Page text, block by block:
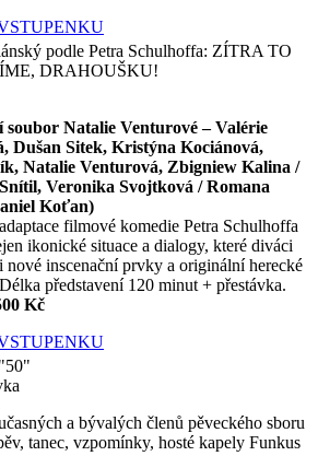
podle Petra Schulhoffa: ZÍTRA TO
DRAHOUŠKU!
soubor Natalie Venturové – Valérie
Dušan Sitek, Kristýna Kociánová,
Natalie Venturová, Zbigniew Kalina /
Veronika Svojtková / Romana
Koťan)
filmové komedie Petra Schulhoffa
ikonické situace a dialogy, které diváci
nové inscenační prvky a originální herecké
představení 120 minut + přestávka.
Kč
a bývalých členů pěveckého sboru
tanec, vzpomínky, hosté kapely Funkus